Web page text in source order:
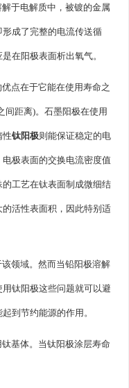
于电解质中，被镀的金属
成了完整的电流传送循
在阳极表面析出氧气。
点在于它能在使用寿命之
间距离)。石墨阳极在使用
性钛阳极则能保证稳定的电
极表面的交换电流密度值
工艺在钛表面制成微细结
活性表面积，因此特别适
领域。然而当铅阳极溶解
钛阳极这些问题就可以避
到节约能源的作用。
基体。当钛阳极涂层寿命